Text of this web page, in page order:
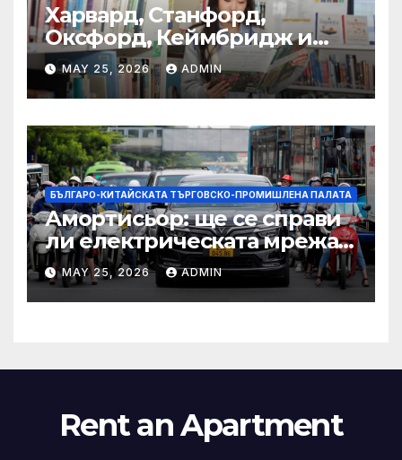
Харвард, Станфорд,
Оксфорд, Кеймбридж и
други: как ръководството
на YCIS отваря врати към
престижни университети
по целия свят
MAY 25, 2026 ADMIN
БЪЛГАРО-КИТАЙСКАТА ТЪРГОВСКО-ПРОМИШЛЕНА ПАЛАТА
Амортисьор: ще се справи
ли електрическата мрежа
на АСЕАН със задачата до
2045 г.?
MAY 25, 2026 ADMIN
Rent an Apartment